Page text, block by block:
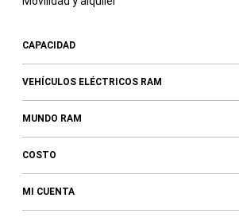
CAPACIDAD
VEHÍCULOS ELÉCTRICOS RAM
MUNDO RAM
COSTO
MI CUENTA